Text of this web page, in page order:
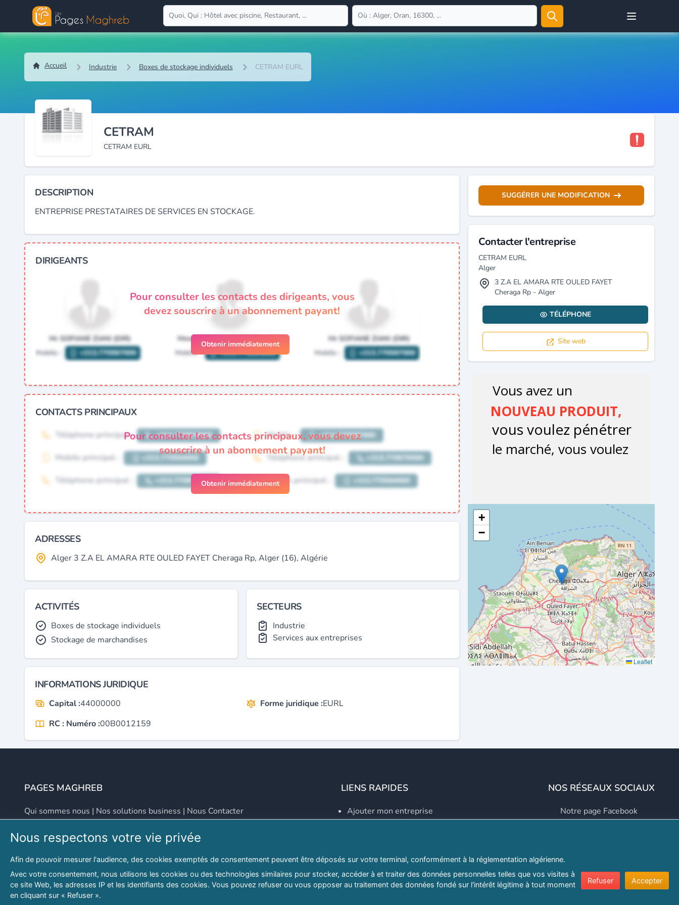
Open user menu
Accueil Industrie Boxes de stockage individuels CETRAM EURL
CETRAM
CETRAM EURL
DESCRIPTION
ENTREPRISE PRESTATAIRES DE SERVICES EN STOCKAGE.
DIRIGEANTS
Pour consulter les contacts des dirigeants, vous
devez souscrire à un abonnement payant!
Obtenir immédiatement
CONTACTS PRINCIPAUX
Pour consulter les contacts principaux, vous devez
souscrire à un abonnement payant!
Obtenir immédiatement
ADRESSES
Alger 3 Z.A EL AMARA RTE OULED FAYET Cheraga Rp, Alger (16), Algérie
ACTIVITÉS
Boxes de stockage individuels
Stockage de marchandises
SECTEURS
Industrie
Services aux entreprises
INFORMATIONS JURIDIQUE
Capital :44000000 Forme juridique :EURL
RC : Numéro :00B0012159
SUGGÉRER UNE MODIFICATION
Contacter l'entreprise
CETRAM EURL
Alger
3 Z.A EL AMARA RTE OULED FAYET
Cheraga Rp - Alger
TÉLÉPHONE
Site web
+
−
Leaflet
PAGES MAGHREB
Qui sommes nous | Nos solutions business | Nous Contacter
Adresse
46 LOT. PETITE PROVENCE SIDI YAHIA
Hydra, Alger (16), Algérie
Email
contact@lespagesmaghreb.com
LIENS RAPIDES
Ajouter mon entreprise
Explorer par secteurs
Explorer par willayas
NOS RÉSEAUX SOCIAUX
Notre page Facebook
Notre page Twitter
Nous respectons votre vie privée
Afin de pouvoir mesurer l'audience, des cookies exemptés de consentement peuvent être déposés sur votre terminal, conformément à la réglementation algérienne.
Avec votre consentement, nous utilisons les cookies ou des technologies similaires pour stocker, accéder à et traiter des données personnelles telles que vos visites à
ce site Web, les adresses IP et les identifiants des cookies. Vous pouvez refuser ou vous opposer au traitement des données fondé sur l'intérêt légitime à tout moment
en cliquant sur « Refuser ».
Refuser Accepter